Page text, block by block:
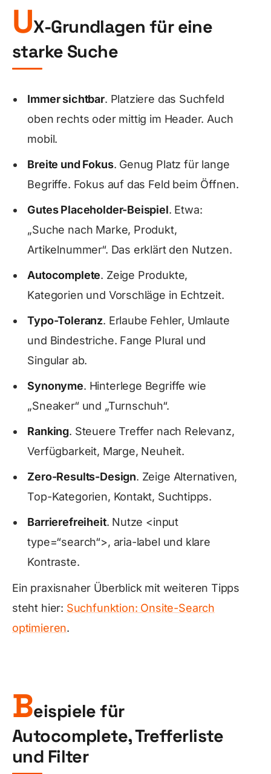
UX-Grundlagen für eine
starke Suche
Immer sichtbar. Platziere das Suchfeld
oben rechts oder mittig im Header. Auch
mobil.
Breite und Fokus. Genug Platz für lange
Begriffe. Fokus auf das Feld beim Öffnen.
Gutes Placeholder-Beispiel. Etwa:
„Suche nach Marke, Produkt,
Artikelnummer“. Das erklärt den Nutzen.
Autocomplete. Zeige Produkte,
Kategorien und Vorschläge in Echtzeit.
Typo-Toleranz. Erlaube Fehler, Umlaute
und Bindestriche. Fange Plural und
Singular ab.
Synonyme. Hinterlege Begriffe wie
„Sneaker“ und „Turnschuh“.
Ranking. Steuere Treffer nach Relevanz,
Verfügbarkeit, Marge, Neuheit.
Zero-Results-Design. Zeige Alternativen,
Top-Kategorien, Kontakt, Suchtipps.
Barrierefreiheit. Nutze <input
type=“search“>, aria-label und klare
Kontraste.
Ein praxisnaher Überblick mit weiteren Tipps
steht hier: Suchfunktion: Onsite-Search
optimieren.
Beispiele für
Autocomplete, Trefferliste
und Filter